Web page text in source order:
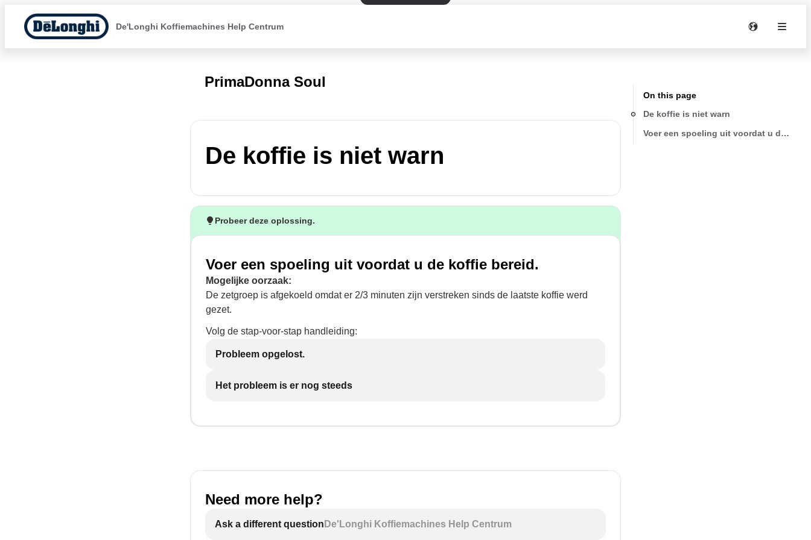
De'Longhi Koffiemachines Help Centrum
PrimaDonna Soul
De koffie is niet warn
Probeer deze oplossing.
Voer een spoeling uit voordat u de koffie bereid.
Mogelijke oorzaak:
De zetgroep is afgekoeld omdat er 2/3 minuten zijn verstreken sinds de laatste koffie werd
gezet.
Volg de stap-voor-stap handleiding:
Probleem opgelost.
Het probleem is er nog steeds
Need more help?
Ask a different question De'Longhi Koffiemachines Help Centrum
On this page
De koffie is niet warn
Voer een spoeling uit voordat u de